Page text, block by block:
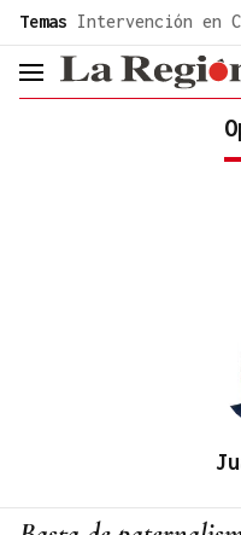
common.go-to-content
Temas Intervención en
header.menu.open